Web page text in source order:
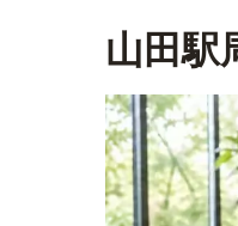
山田駅